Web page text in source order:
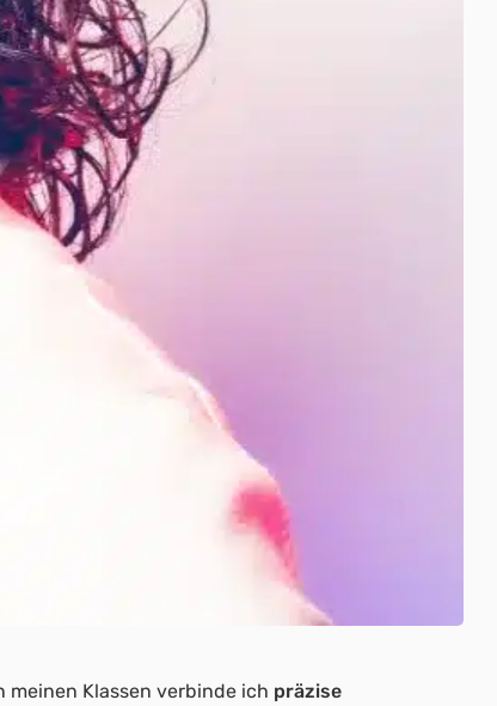
meinen Klassen verbinde ich präzise